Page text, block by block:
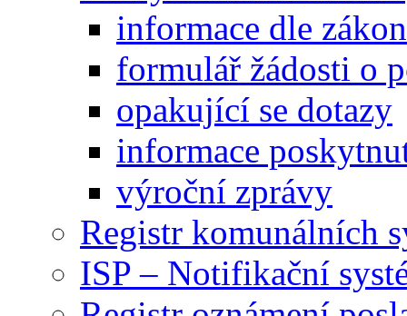
informace dle
formulář žádosti o
opakující se dotazy
informace
výroční zprávy
Registr komunálních
ISP – Notifikační